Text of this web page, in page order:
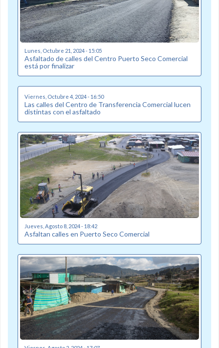
Lunes, Octubre 21, 2024 - 15:05
Asfaltado de calles del Centro Puerto Seco Comercial
está por finalizar
Viernes, Octubre 4, 2024 - 16:50
Las calles del Centro de Transferencia Comercial lucen
distintas con el asfaltado
Jueves, Agosto 8, 2024 - 18:42
Asfaltan calles en Puerto Seco Comercial